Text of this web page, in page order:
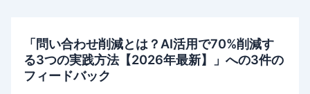
「問い合わせ削減とは？AI活用で70%削減す
る3つの実践方法【2026年最新】」への3件の
フィードバック